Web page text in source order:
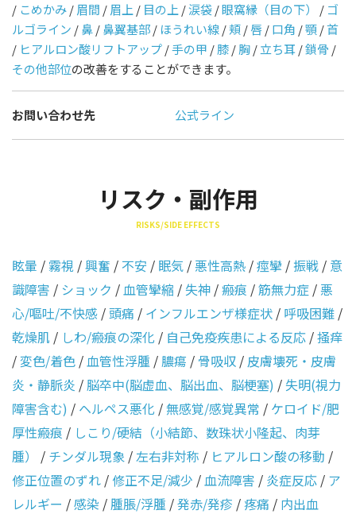
/ こめかみ/眉間 /眉上 / 目の上 /涙袋/眼窩縁（目の下） / ゴ
ルゴライン /鼻/鼻翼基部/ ほうれい線/頬/唇/口角 /顎/首
/ ヒアルロン酸リフトアップ/手の甲 /膝/胸/立ち耳/鎖骨 /
その他部位の改善をすることができます。
お問い合わせ先 公式ライン
リスク・副作用
RISKS/SIDE EFFECTS
眩暈 /霧視 /興奮 / 不安 / 眠気 /悪性高熱 /痙攣 /振戦 / 意
識障害 / ショック /血管攣縮 /失神 /瘢痕 /筋無力症 /悪
心/嘔吐/不快感 /頭痛 / インフルエンザ様症状 / 呼吸困難 /
乾燥肌 / しわ/瘢痕の深化 / 自己免疫疾患による反応 /掻痒
/変色/着色 /血管性浮腫 /膿瘍 / 骨吸収 / 皮膚壊死・皮膚
炎・静脈炎 /脳卒中(脳虚血、脳出血、脳梗塞) /失明(視力
障害含む) / ヘルペス悪化 /無感覚/感覚異常 / ケロイド/肥
厚性瘢痕 / しこり/硬結（小結節、数珠状小隆起、肉芽
腫）
/ チンダル現象 /左右非対称 / ヒアルロン酸の移動 /
修正位置のずれ /修正不足/減少 /血流障害 / 炎症反応 / ア
レルギー /感染 /腫脹/浮腫 /発赤/発疹 /疼痛 / 内出血